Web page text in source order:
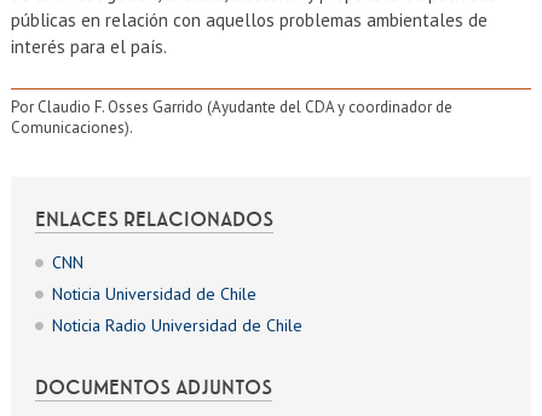
ENLACES RELACIONADOS
CNN
Noticia Universidad de Chile
Noticia Radio Universidad de Chile
DOCUMENTOS ADJUNTOS
públicas en relación con aquellos problemas ambientales de
interés para el país.
Por Claudio F. Osses Garrido (Ayudante del CDA y coordinador de
Comunicaciones).